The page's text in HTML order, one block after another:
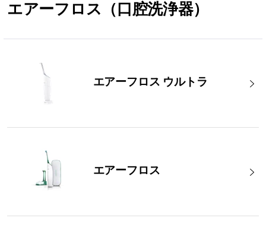
エアーフロス（口腔洗浄器）
エアーフロス ウルトラ
エアーフロス